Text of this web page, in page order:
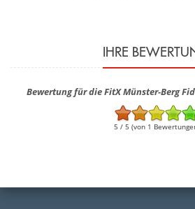
IHRE
Bewertung für die FitX Münster-Berg
5 / 5 (von 1